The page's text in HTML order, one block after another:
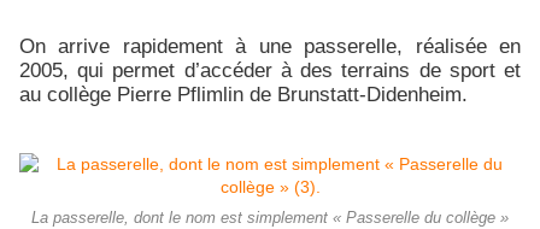
On arrive rapidement à une passerelle, réalisée en
2005, qui permet d’accéder à des terrains de sport et
au collège Pierre Pflimlin de Brunstatt-Didenheim.
La passerelle, dont le nom est simplement « Passerelle du collège »